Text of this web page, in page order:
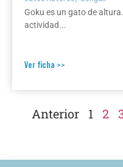
Goku es un gato de
actividad...
Ver ficha >>
Anterior 1 2